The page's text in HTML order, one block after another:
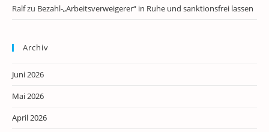
Ralfzu Bezahl-„Arbeitsverweigerer“ in Ruhe und sanktionsfrei lassen
Archiv
Juni 2026
Mai 2026
April 2026